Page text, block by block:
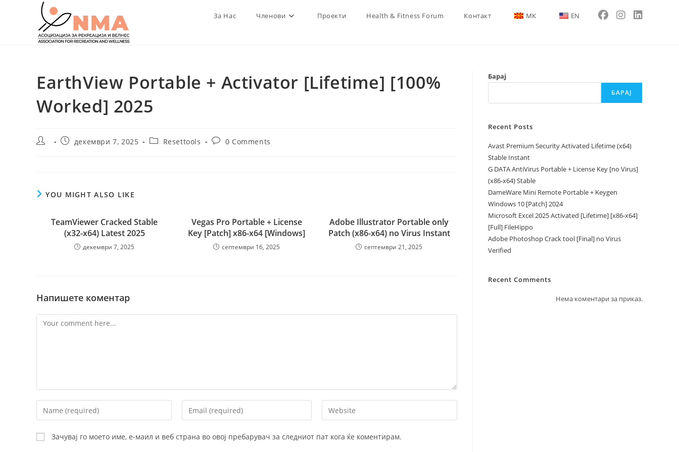
За Нас Членови Проекти Health & Fitness Forum Контакт MK EN
EarthView Portable + Activator [Lifetime] [100%
Worked] 2025
Post
Postдекември 7, 2025
PostResettools
Post0 Comments
YOU MIGHT ALSO LIKE
TeamViewer Cracked Stable
(x32-x64) Latest 2025
декември 7, 2025
Vegas Pro Portable + License
Key [Patch] x86-x64 [Windows]
септември 16, 2025
Adobe Illustrator Portable only
Patch (x86-x64) no Virus Instant
септември 21, 2025
Напишете коментар
Comment
Enter
your
name
or
Enter
your
address
Enter
your
Зачувај го моето име, е-маил и веб страна во овој пребарувач за следниот пат кога ќе коментирам.
Барај
БАРАЈ
Recent Posts
Avast Premium Security Activated Lifetime (x64)
Stable Instant
G DATA AntiVirus Portable + License Key [no Virus]
(x86-x64) Stable
DameWare Mini Remote Portable + Keygen
Windows 10 [Patch] 2024
Microsoft Excel 2025 Activated [Lifetime] [x86-x64]
[Full] FileHippo
Adobe Photoshop Crack tool [Final] no Virus
Verified
Recent Comments
Нема коментари за приказ.